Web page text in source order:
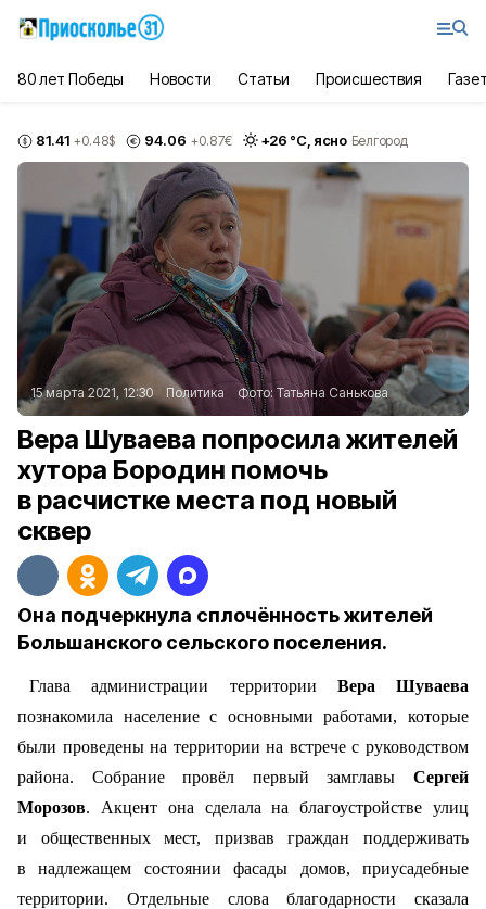
80 лет Победы Новости Статьи Происшествия
81.41 +0.48$ 94.06 +0.87€ +26 °С, ясно Белгород
15 марта 2021, 12:30 Политика Фото: Татьяна Санькова
Вера Шуваева попросила жителей
хутора Бородин помочь
в расчистке места под новый
сквер
Она подчеркнула сплочённость жителей
Большанского сельского поселения.
Глава администрации территории Вера Шуваева
познакомила население с основными работами, которые
были проведены на территории на встрече с руководством
района. Собрание провёл первый замглавы Сергей
Морозов. Акцент она сделала на благоустройстве улиц
и общественных мест, призвав граждан поддерживать
в надлежащем состоянии фасады домов, приусадебные
территории. Отдельные слова благодарности сказала